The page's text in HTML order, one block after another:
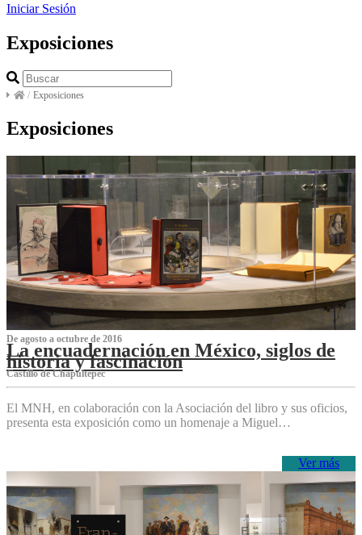
Iniciar Sesión
Exposiciones
/ Exposiciones
Exposiciones
De agosto a octubre de 2016
La encuadernación en México, siglos de
historia y fascinación
Castillo de Chapultepec
El MNH, en colaboración con la Asociación del libro y sus oficios,
presenta esta exposición como un homenaje a Miguel…
Ver más